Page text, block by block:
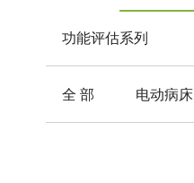
功能评估系列
全 部 电动病床